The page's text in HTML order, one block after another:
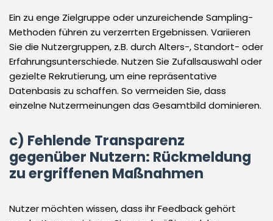
Ein zu enge Zielgruppe oder unzureichende Sampling-
Methoden führen zu verzerrten Ergebnissen. Variieren
Sie die Nutzergruppen, z.B. durch Alters-, Standort- oder
Erfahrungsunterschiede. Nutzen Sie Zufallsauswahl oder
gezielte Rekrutierung, um eine repräsentative
Datenbasis zu schaffen. So vermeiden Sie, dass
einzelne Nutzermeinungen das Gesamtbild dominieren.
c) Fehlende Transparenz
gegenüber Nutzern: Rückmeldung
zu ergriffenen Maßnahmen
Nutzer möchten wissen, dass ihr Feedback gehört